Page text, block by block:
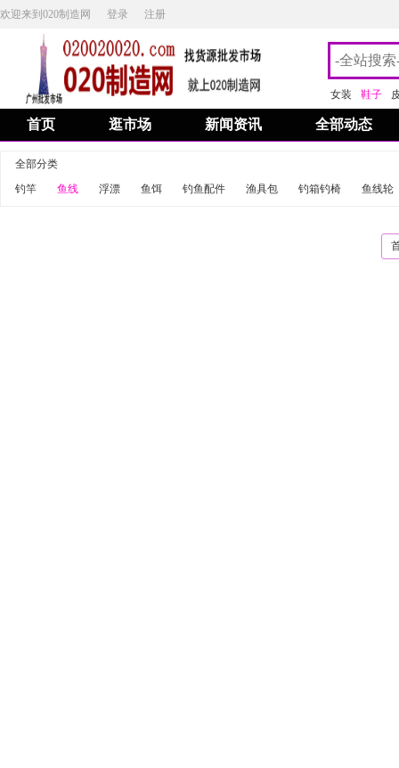
欢迎来到020制造网 登录 注册
女装 鞋子
首页 逛市场 新闻资讯 全部动态
全部分类
钓竿
鱼线 浮漂 鱼饵 钓鱼配件 渔具包 钓箱钓椅 鱼线轮